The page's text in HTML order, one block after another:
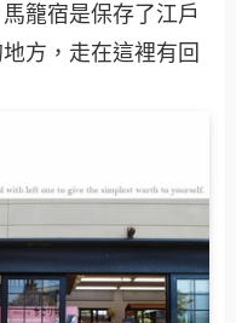
籠宿是保存了江戶
方，走在這裡有回